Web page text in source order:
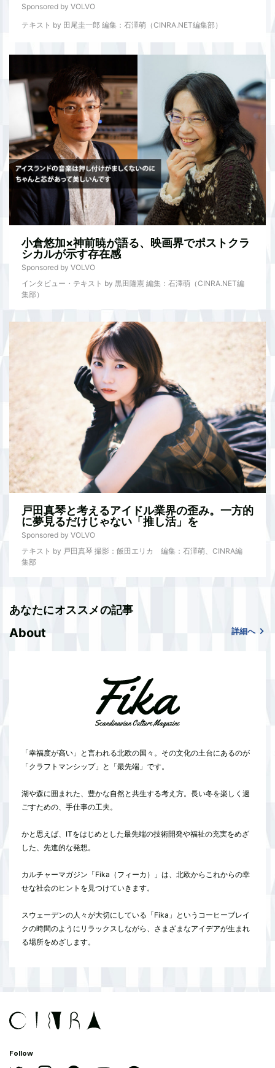
Sponsored by VOLVO
テキスト by 田尾圭一郎 編集：石澤萌（CINRA.NET編集部）
小倉悠加×神前暁が語る、映画界でポストクラ
シカルが示す存在感
Sponsored by VOLVO
インタビュー・テキスト by 黒田隆憲 編集：石澤萌（CINRA.NET編
集部）
戸田真琴と考えるアイドル業界の歪み。一方的
に夢見るだけじゃない「推し活」を
Sponsored by VOLVO
テキスト by 戸田真琴 撮影：飯田エリカ 編集：石澤萌、CINRA編
集部
あなたにオススメの記事
About 詳細へ
「幸福度が高い」と言われる北欧の国々。その文化の土台にあるのが
「クラフトマンシップ」と「最先端」です。
湖や森に囲まれた、豊かな自然と共生する考え方。長い冬を楽しく過
ごすための、手仕事の工夫。
かと思えば、ITをはじめとした最先端の技術開発や福祉の充実をめざ
した、先進的な発想。
カルチャーマガジン「Fika（フィーカ）」は、北欧からこれからの幸
せな社会のヒントを見つけていきます。
スウェーデンの人々が大切にしている「Fika」というコーヒーブレイ
クの時間のようにリラックスしながら、さまざまなアイデアが生まれ
る場所をめざします。
Follow